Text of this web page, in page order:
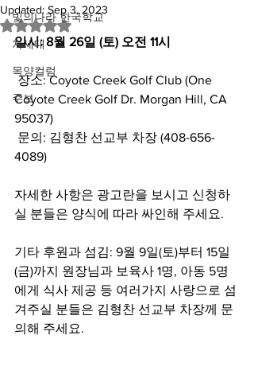
빛의나라 한국학교
차세대
목양컬럼
주보
Updated: Sep 3, 2023
Rated NaN out of 5 stars.
일시: 8월 26일 (토) 오전 11시
Coyote Creek Golf Dr. Morgan Hill, CA
95037)
4089)
자세한 사항은 광고란을 보시고 신청하
실 분들은 양식에 따라 싸인해 주세요.
기타 후원과 섬김: 9월 9일(토)부터 15일
(금)까지 원장님과 보육사 1명, 아동 5명
에게 식사 제공 등 여러가지 사랑으로 섬
겨주실 분들은 김형찬 선교부 차장께 문
의해 주세요.